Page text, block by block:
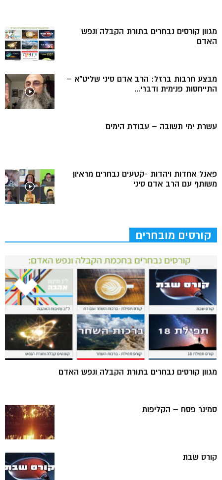
מגוון קורסים נבחרים בתורת הקבלה ונפש
האדם
מבצע חרבות ברזל: הרב אדם סיני שליט”א –
התייחסות פנימית ודברי...
עשרת ימי תשובה – עבודת הימים
פאנל אחדות ויהדות -קטעים נבחרים מראיון
משותף עם הרב אדם סיני
קורסים מובחרים
מגוון קורסים נבחרים בתורת הקבלה ונפש האדם
סמינר פסח – הקליפות
קורס שבת